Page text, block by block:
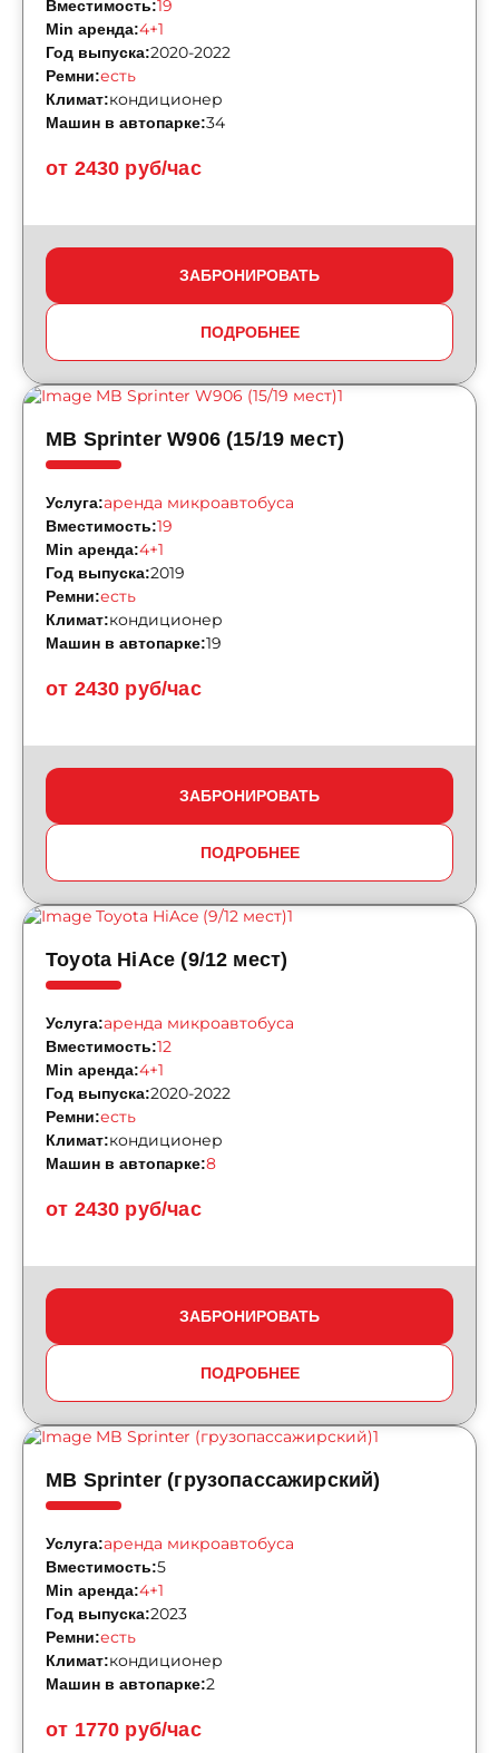
от 2430 руб/час
Вместимость:19
Min аренда:4+1
Год выпуска:2020-2022
Ремни:есть
Климат:кондиционер
Машин в автопарке:34
ЗАБРОНИРОВАТЬ
ПОДРОБНЕЕ
MB Sprinter W906 (15/19 мест)
от 2430 руб/час
Услуга:аренда микроавтобуса
Вместимость:19
Min аренда:4+1
Год выпуска:2019
Ремни:есть
Климат:кондиционер
Машин в автопарке:19
ЗАБРОНИРОВАТЬ
ПОДРОБНЕЕ
Toyota HiAce (9/12 мест)
от 2430 руб/час
Услуга:аренда микроавтобуса
Вместимость:12
Min аренда:4+1
Год выпуска:2020-2022
Ремни:есть
Климат:кондиционер
Машин в автопарке:8
ЗАБРОНИРОВАТЬ
ПОДРОБНЕЕ
MB Sprinter (грузопассажирский)
от 1770 руб/час
Услуга:аренда микроавтобуса
Вместимость:5
Min аренда:4+1
Год выпуска:2023
Ремни:есть
Климат:кондиционер
Машин в автопарке:2